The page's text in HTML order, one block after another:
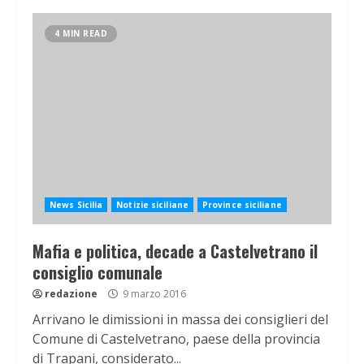
4 MIN READ
News Sicilia Notizie siciliane Province siciliane
Mafia e politica, decade a Castelvetrano il
consiglio comunale
redazione 9 marzo 2016
Arrivano le dimissioni in massa dei consiglieri del
Comune di Castelvetrano, paese della provincia
di Trapani, considerato...